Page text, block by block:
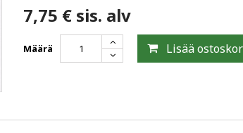
7,75 € sis. alv
Määrä Lisää